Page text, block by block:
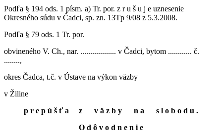
Podľa § 194 ods. 1 písm. a) Tr. por. z r u š u j e uznesenie
Okresného súdu v Čadci, sp. zn. 13Tp 9/08 z 5.3.2008.
Podľa § 79 ods. 1 Tr. por.
obvineného V. Ch., nar. .................. v Čadci, bytom ............ č.
........,
okres Čadca, t.č. v Ústave na výkon väzby
v Žiline
p r e p ú š ť a z v ä z b y n a s l o b o d u .
O d ô v o d n e n i e